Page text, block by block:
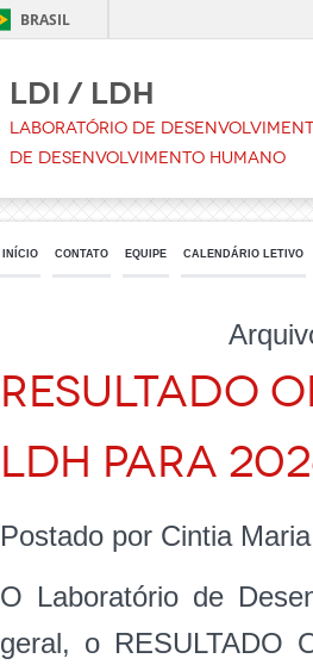
BRASIL
LDI / LDH
Laboratório de
de Desenvolvimento Humano
INÍCIO CONTATO EQUIPE CALENDÁRIO LETIVO
RESULTADO
LDH PARA
Postado por Cintia
O Laboratório de
geral, o RESULTADO